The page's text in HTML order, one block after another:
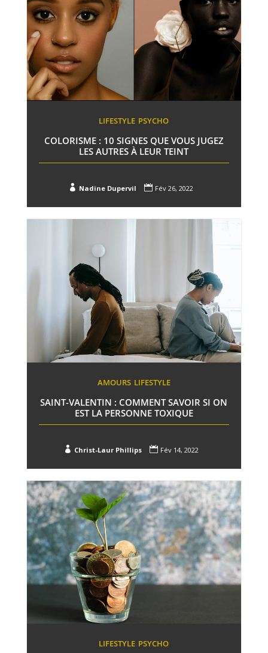
LIFESTYLE PSYCHO
COLORISME : 10 SIGNES QUE VOUS JUGEZ
LES AUTRES À LEUR TEINT
 Nadine Dupervil  Fév 26, 2022
AMOURS LIFESTYLE
SAINT-VALENTIN : COMMENT SAVOIR SI ON
EST LA PERSONNE TOXIQUE
 Christ-Laur Phillips  Fév 14, 2022
LIFESTYLE PSYCHO